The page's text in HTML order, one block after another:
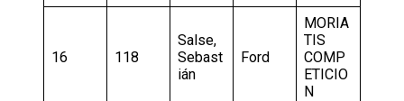
16 118
Salse,
Sebast
ián
Ford
MORIA
TIS
COMP
ETICIO
N